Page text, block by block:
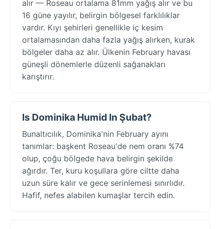
alır — Roseau ortalama 81mm yağış alır ve bu
16 güne yayılır, belirgin bölgesel farklılıklar
vardır. Kıyı şehirleri genellikle iç kesim
ortalamasından daha fazla yağış alırken, kurak
bölgeler daha az alır. Ülkenin February havası
güneşli dönemlerle düzenli sağanakları
karıştırır.
Is Dominika Humid In Şubat?
Bunaltıcılık, Dominika'nin February ayını
tanımlar: başkent Roseau'de nem oranı %74
olup, çoğu bölgede hava belirgin şekilde
ağırdır. Ter, kuru koşullara göre ciltte daha
uzun süre kalır ve gece serinlemesi sınırlıdır.
Hafif, nefes alabilen kumaşlar tercih edin.